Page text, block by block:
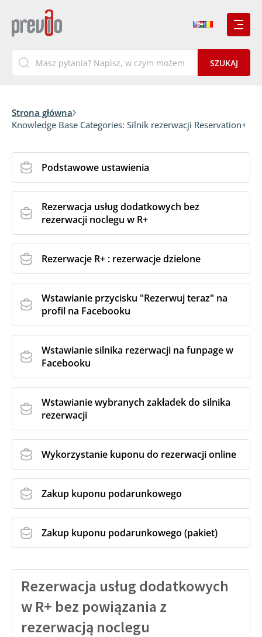
Strona główna
Knowledge Base Categories: Silnik rezerwacji Reservation+
Podstawowe ustawienia
Rezerwacja usług dodatkowych bez
rezerwacji noclegu w R+
Rezerwacje R+ : rezerwacje dzielone
Wstawianie przycisku "Rezerwuj teraz" na
profil na Facebooku
Wstawianie silnika rezerwacji na funpage w
Facebooku
Wstawianie wybranych zakładek do silnika
rezerwacji
Wykorzystanie kuponu do rezerwacji online
Zakup kuponu podarunkowego
Zakup kuponu podarunkowego (pakiet)
Rezerwacja usług dodatkowych
w R+ bez powiązania z
rezerwacją noclegu